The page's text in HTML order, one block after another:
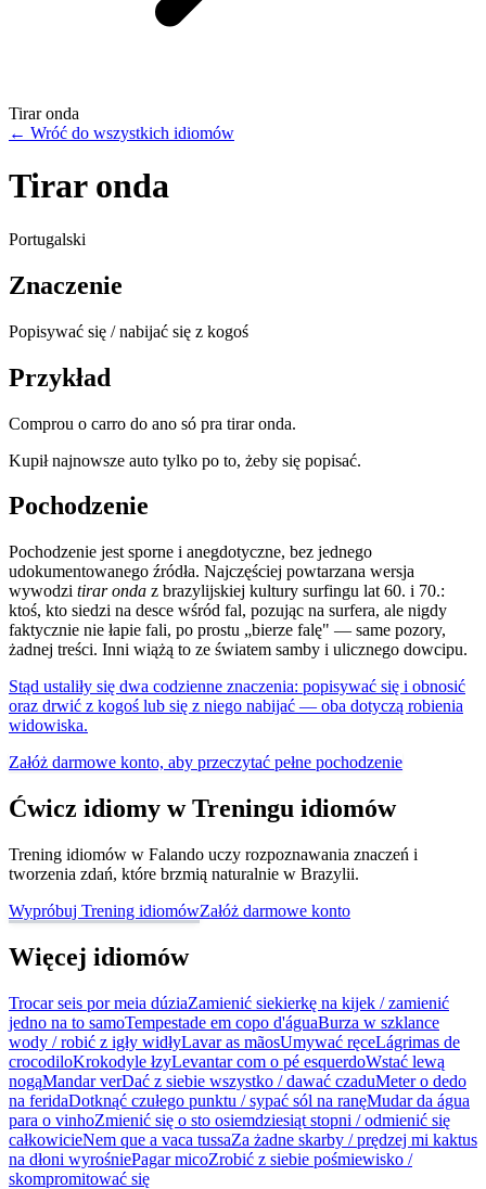
Tirar onda
← Wróć do wszystkich idiomów
Tirar onda
Portugalski
Znaczenie
Popisywać się / nabijać się z kogoś
Przykład
Comprou o carro do ano só pra tirar onda.
Kupił najnowsze auto tylko po to, żeby się popisać.
Pochodzenie
Pochodzenie jest sporne i anegdotyczne, bez jednego
udokumentowanego źródła. Najczęściej powtarzana wersja
wywodzi tirar onda z brazylijskiej kultury surfingu lat 60. i 70.:
ktoś, kto siedzi na desce wśród fal, pozując na surfera, ale nigdy
faktycznie nie łapie fali, po prostu „bierze falę" — same pozory,
żadnej treści. Inni wiążą to ze światem samby i ulicznego dowcipu.
Stąd ustaliły się dwa codzienne znaczenia: popisywać się i obnosić
oraz drwić z kogoś lub się z niego nabijać — oba dotyczą robienia
widowiska.
Załóż darmowe konto, aby przeczytać pełne pochodzenie
Ćwicz idiomy w Treningu idiomów
Trening idiomów w Falando uczy rozpoznawania znaczeń i
tworzenia zdań, które brzmią naturalnie w Brazylii.
Wypróbuj Trening idiomówZałóż darmowe konto
Więcej idiomów
Trocar seis por meia dúziaZamienić siekierkę na kijek / zamienić
jedno na to samoTempestade em copo d'águaBurza w szklance
wody / robić z igły widłyLavar as mãosUmywać ręceLágrimas de
crocodiloKrokodyle łzyLevantar com o pé esquerdoWstać lewą
nogąMandar verDać z siebie wszystko / dawać czaduMeter o dedo
na feridaDotknąć czułego punktu / sypać sól na ranęMudar da água
para o vinhoZmienić się o sto osiemdziesiąt stopni / odmienić się
całkowicieNem que a vaca tussaZa żadne skarby / prędzej mi kaktus
na dłoni wyrośniePagar micoZrobić z siebie pośmiewisko /
skompromitować się